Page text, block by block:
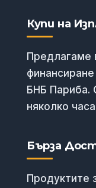
Купи на
Предлагаме
БНБ Париба.
няколко
Бърза
Продуктите